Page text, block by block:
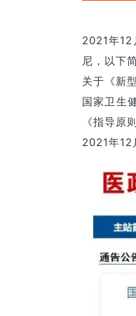
2021年12
尼，以下
关于《新
国家卫生
《指导原
2021年12